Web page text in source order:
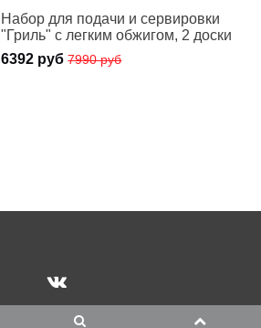
Набор для подачи и сервировки
"Гриль" с легким обжигом, 2 доски
6392 руб7990 руб